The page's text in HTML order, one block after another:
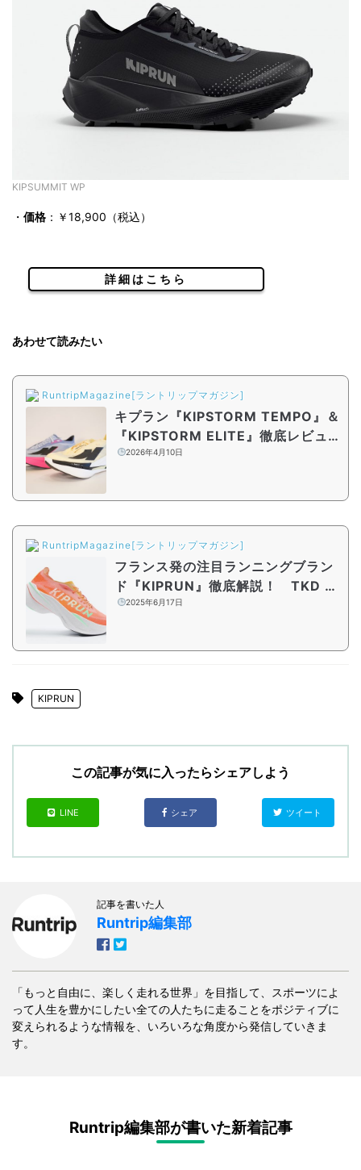
KIPSUMMIT WP
・ 価格 ：￥18,900（税込）
詳細はこちら
あわせて読みたい
RuntripMagazine[ラントリップマガジン]
キプラン『KIPSTORM TEMPO』＆
『KIPSTORM ELITE』徹底レビュ
ー！注目ブランドの最新シューズ2
2026年4月10日
RuntripMagazine[ラントリップマガジン]
フランス発の注目ランニングブラン
ド『KIPRUN』徹底解説！ TKD P
ROJECT・よしきさんも好感触
2025年6月17日
KIPRUN
この記事が気に入ったらシェアしよう
LINE シェア ツイート
記事を書いた人
Runtrip編集部
「もっと自由に、楽しく走れる世界」を目指して、スポーツによ
って人生を豊かにしたい全ての人たちに走ることをポジティブに
変えられるような情報を、いろいろな角度から発信していきま
す。
Runtrip編集部が書いた新着記事